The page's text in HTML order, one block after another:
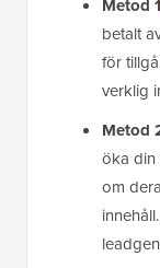
Metod
betalt
för
verklig
Metod
öka din
om